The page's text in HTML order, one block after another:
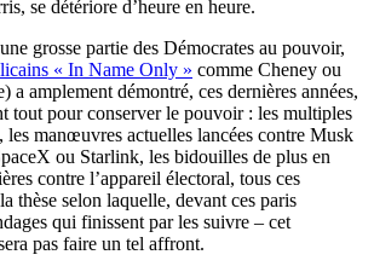
se détériore d’heure en heure.
grosse partie des Démocrates au pouvoir,
« In Name Only » comme Cheney ou
a amplement démontré, ces dernières années,
tout pour conserver le pouvoir : les multiples
les manœuvres actuelles lancées contre Musk
ou Starlink, les bidouilles de plus en
contre l’appareil électoral, tous ces
thèse selon laquelle, devant ces paris
qui finissent par les suivre – cet
pas faire un tel affront.